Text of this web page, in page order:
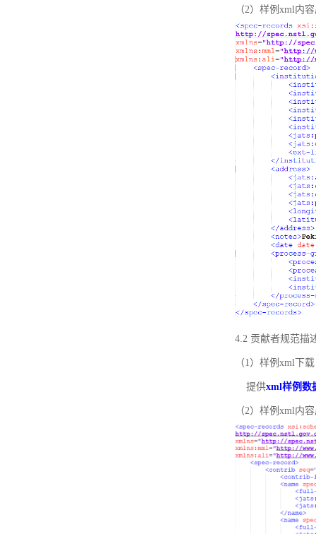
（2）样例xml内
4.2 贡献者规范描
（1）样例xml下载
提供xml样例数
（2）样例xml内